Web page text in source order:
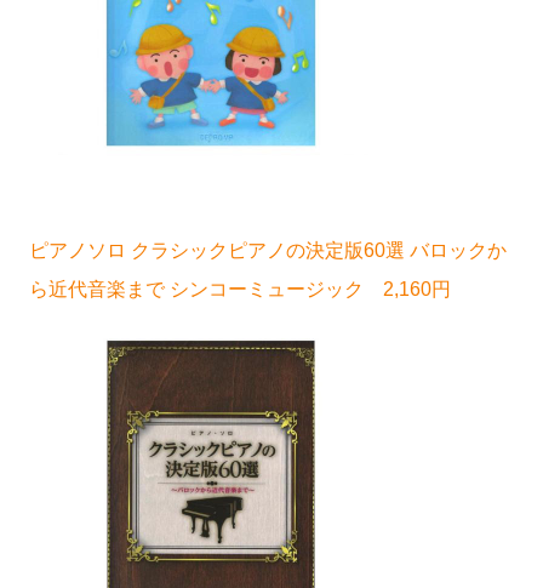
ピアノソロ クラシックピアノの決定版60選 バロックか
ら近代音楽まで シンコーミュージック 2,160円